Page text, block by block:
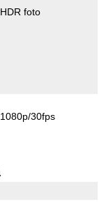
HDR foto
1080p/30fps